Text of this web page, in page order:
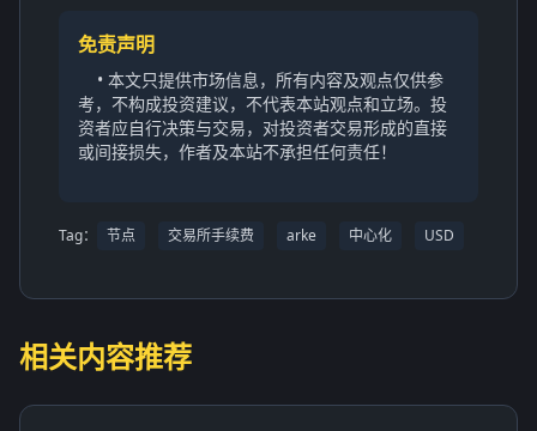
免责声明
• 本文只提供市场信息，所有内容及观点仅供参
考，不构成投资建议，不代表本站观点和立场。投
资者应自行决策与交易，对投资者交易形成的直接
或间接损失，作者及本站不承担任何责任！
Tag： 节点 交易所手续费 arke 中心化 USD
相关内容推荐